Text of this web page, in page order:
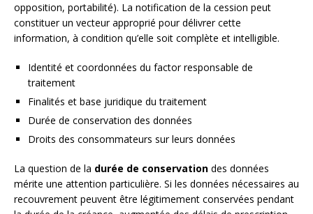
opposition, portabilité). La notification de la cession peut
constituer un vecteur approprié pour délivrer cette
information, à condition qu’elle soit complète et intelligible.
Identité et coordonnées du factor responsable de
traitement
Finalités et base juridique du traitement
Durée de conservation des données
Droits des consommateurs sur leurs données
La question de la durée de conservation des données
mérite une attention particulière. Si les données nécessaires au
recouvrement peuvent être légitimement conservées pendant